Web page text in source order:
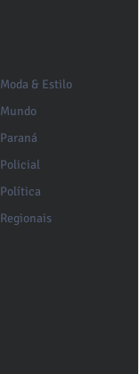
Moda & Estilo
Mundo
Paraná
Policial
Política
Regionais